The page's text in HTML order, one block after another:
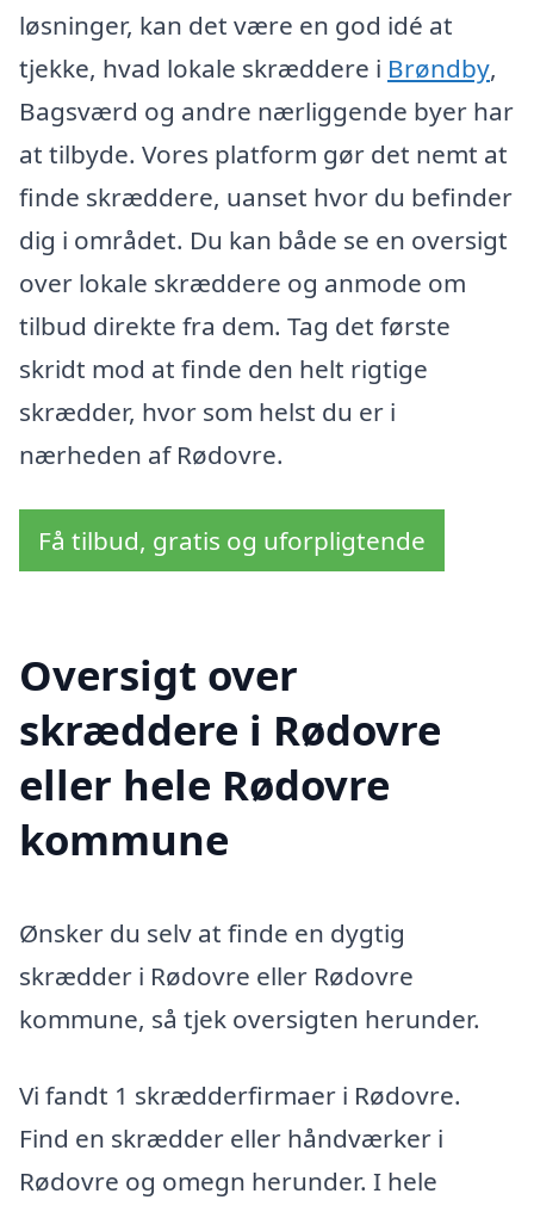
løsninger, kan det være en god idé at
tjekke, hvad lokale skræddere i Brøndby,
Bagsværd og andre nærliggende byer har
at tilbyde. Vores platform gør det nemt at
finde skræddere, uanset hvor du befinder
dig i området. Du kan både se en oversigt
over lokale skræddere og anmode om
tilbud direkte fra dem. Tag det første
skridt mod at finde den helt rigtige
skrædder, hvor som helst du er i
nærheden af Rødovre.
Få tilbud, gratis og uforpligtende
Oversigt over
skræddere i Rødovre
eller hele Rødovre
kommune
Ønsker du selv at finde en dygtig
skrædder i Rødovre eller Rødovre
kommune, så tjek oversigten herunder.
Vi fandt 1 skrædderfirmaer i Rødovre.
Find en skrædder eller håndværker i
Rødovre og omegn herunder. I hele